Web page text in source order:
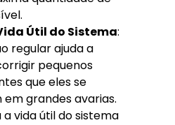
Útil do Sistema:
regular ajuda a
pequenos
que eles se
grandes avarias.
a vida útil do sistema